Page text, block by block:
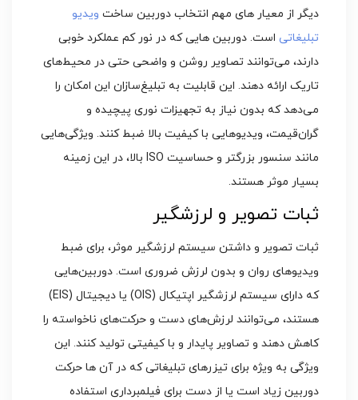
دیگر از معیار های مهم انتخاب دوربین ساخت ویدیو
تبلیغاتی است. دوربین‌ هایی که در نور کم عملکرد خوبی
دارند، می‌توانند تصاویر روشن و واضحی حتی در محیط‌های
تاریک ارائه دهند. این قابلیت به تبلیغ‌سازان این امکان را
می‌دهد که بدون نیاز به تجهیزات نوری پیچیده و
گران‌قیمت، ویدیوهایی با کیفیت بالا ضبط کنند. ویژگی‌هایی
مانند سنسور بزرگتر و حساسیت ISO بالا، در این زمینه
بسیار موثر هستند.
ثبات تصویر و لرزشگیر
ثبات تصویر و داشتن سیستم لرزشگیر موثر، برای ضبط
ویدیوهای روان و بدون لرزش ضروری است. دوربین‌هایی
که دارای سیستم لرزشگیر اپتیکال (OIS) یا دیجیتال (EIS)
هستند، می‌توانند لرزش‌های دست و حرکت‌های ناخواسته را
کاهش دهند و تصاویر پایدار و با کیفیتی تولید کنند. این
ویژگی به ویژه برای تیزرهای تبلیغاتی که در آن‌ ها حرکت
دوربین زیاد است یا از دست برای فیلمبرداری استفاده